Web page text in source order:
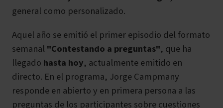
general como personalizado.
Aquel año se emitió el primer episodio del formato
semanal "Contestando a preguntas", que ha
llegado hasta hoy, actualmente emitido en
directo. En el programa, Jorge Campmany
responde en abierto y en primera persona a las
preguntas de los participantes sobre cuestiones